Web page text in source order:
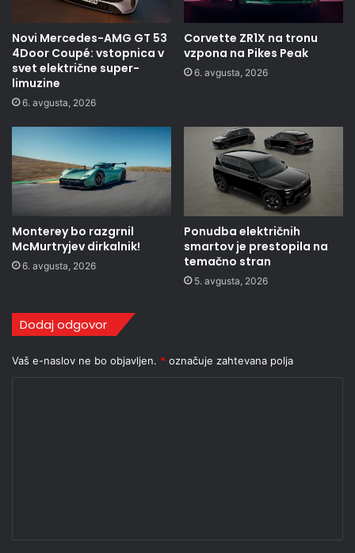
Novi Mercedes-AMG GT 53
4Door Coupé: vstopnica v
svet električne super-
limuzine
6. avgusta, 2026
Corvette ZR1X na tronu
vzpona na Pikes Peak
6. avgusta, 2026
Monterey bo razgrnil
McMurtryjev dirkalnik!
6. avgusta, 2026
Ponudba električnih
smartov je prestopila na
temačno stran
5. avgusta, 2026
Dodaj odgovor
Vaš e-naslov ne bo objavljen. * označuje zahtevana polja